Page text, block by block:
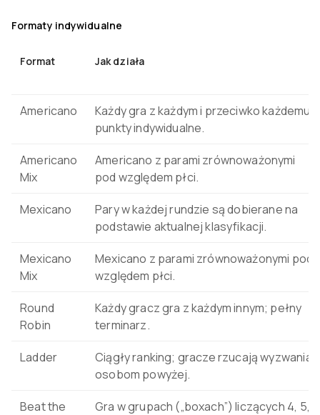
Formaty indywidualne
Format Jak działa
Americano
Każdy gra z każdym i przeciwko każdemu;
punkty indywidualne.
Americano
Mix
Americano z parami zrównoważonymi
pod względem płci.
Mexicano
Pary w każdej rundzie są dobierane na
podstawie aktualnej klasyfikacji.
Mexicano
Mix
Mexicano z parami zrównoważonymi pod
względem płci.
Round
Robin
Każdy gracz gra z każdym innym; pełny
terminarz.
Ladder
Ciągły ranking; gracze rzucają wyzwania
osobom powyżej.
Beat the
Gra w grupach („boxach”) liczących 4, 5,